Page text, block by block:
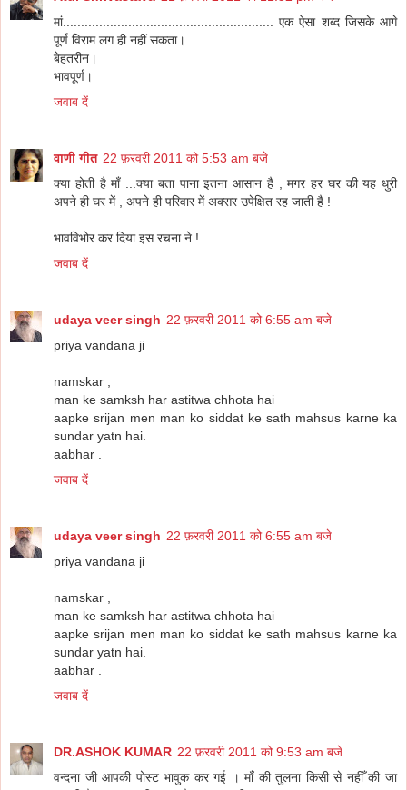
मां.......................................................... एक ऐसा शब्‍द जिसके आगे
पूर्ण विराम लग ही नहीं सकता।
बेहतरीन।
भावपूर्ण।
जवाब दें
वाणी गीत 22 फ़रवरी 2011 को 5:53 am बजे
क्या होती है माँ ...क्या बता पाना इतना आसान है , मगर हर घर की यह धुरी
अपने ही घर में , अपने ही परिवार में अक्सर उपेक्षित रह जाती है !
भावविभोर कर दिया इस रचना ने !
जवाब दें
udaya veer singh 22 फ़रवरी 2011 को 6:55 am बजे
priya vandana ji
namskar ,
man ke samksh har astitwa chhota hai
aapke srijan men man ko siddat ke sath mahsus karne ka
sundar yatn hai.
aabhar .
जवाब दें
udaya veer singh 22 फ़रवरी 2011 को 6:55 am बजे
priya vandana ji
namskar ,
man ke samksh har astitwa chhota hai
aapke srijan men man ko siddat ke sath mahsus karne ka
sundar yatn hai.
aabhar .
जवाब दें
DR.ASHOK KUMAR 22 फ़रवरी 2011 को 9:53 am बजे
वन्दना जी आपकी पोस्ट भावुक कर गई । माँ की तुलना किसी से नहीँ की जा